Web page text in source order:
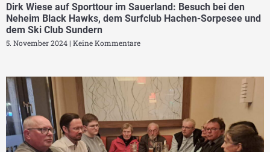
Dirk Wiese auf Sporttour im Sauerland: Besuch bei den
Neheim Black Hawks, dem Surfclub Hachen-Sorpesee und
dem Ski Club Sundern
5. November 2024 Keine Kommentare